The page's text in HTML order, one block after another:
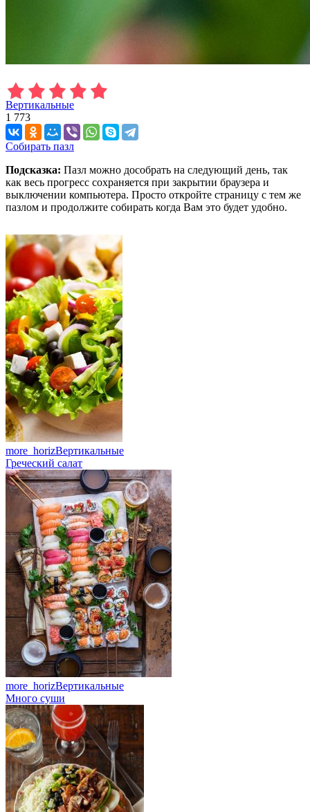
Вертикальные
1 773
Собирать пазл
Подсказка: Пазл можно дособрать на следующий день, так
как весь прогресс сохраняется при закрытии браузера и
выключении компьютера. Просто откройте страницу с тем же
пазлом и продолжите собирать когда Вам это будет удобно.
more_horizВертикальные
Греческий салат
more_horizВертикальные
Много суши